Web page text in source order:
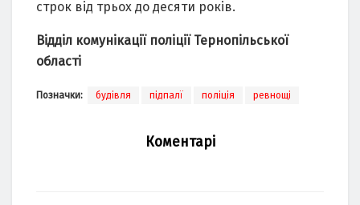
строк від трьох до десяти років.
Відділ комунікації поліції Тернопільської
області
Позначки: будівля підпалї поліція ревнощі
Коментарі